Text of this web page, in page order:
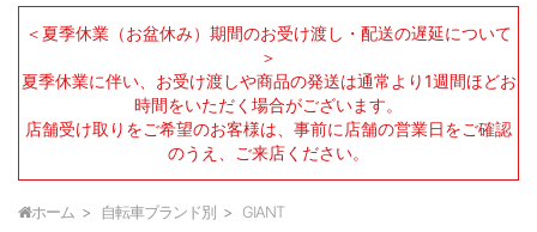
＜夏季休業（お盆休み）期間のお受け渡し・配送の遅延について
＞
夏季休業に伴い、お受け渡しや商品の発送は通常より1週間ほどお
時間をいただく場合がございます。
店舗受け取りをご希望のお客様は、事前に店舗の営業日をご確認
のうえ、ご来店ください。
ホーム 自転車ブランド別 GIANT